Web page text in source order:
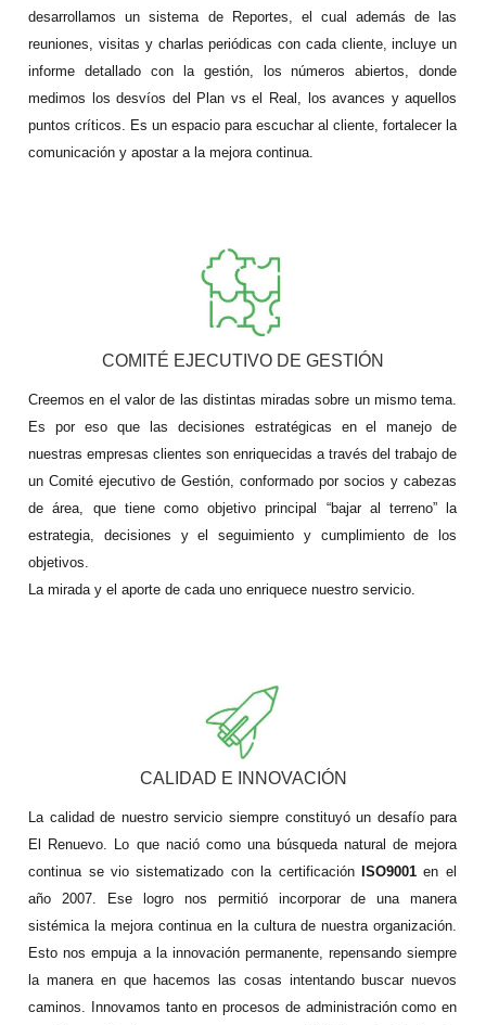
desarrollamos un sistema de Reportes, el cual además de las
reuniones, visitas y charlas periódicas con cada cliente, incluye un
informe detallado con la gestión, los números abiertos, donde
medimos los desvíos del Plan vs el Real, los avances y aquellos
puntos críticos. Es un espacio para escuchar al cliente, fortalecer la
comunicación y apostar a la mejora continua.
COMITÉ EJECUTIVO DE GESTIÓN
Creemos en el valor de las distintas miradas sobre un mismo tema.
Es por eso que las decisiones estratégicas en el manejo de
nuestras empresas clientes son enriquecidas a través del trabajo de
un Comité ejecutivo de Gestión, conformado por socios y cabezas
de área, que tiene como objetivo principal “bajar al terreno” la
estrategia, decisiones y el seguimiento y cumplimiento de los
objetivos.
La mirada y el aporte de cada uno enriquece nuestro servicio.
CALIDAD E INNOVACIÓN
La calidad de nuestro servicio siempre constituyó un desafío para
El Renuevo. Lo que nació como una búsqueda natural de mejora
continua se vio sistematizado con la certificación
ISO9001 en el
año 2007. Ese logro nos permitió incorporar de una manera
sistémica la mejora continua en la cultura de nuestra organización.
Esto nos empuja a la innovación permanente, repensando siempre
la manera en que hacemos las cosas intentando buscar nuevos
caminos. Innovamos tanto en procesos de administración como en